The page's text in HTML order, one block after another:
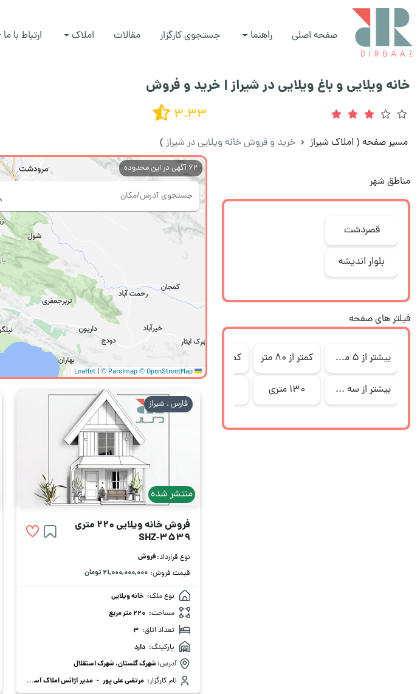
صفحه اصلی راهنما جستجوی کارگزار مقالات املاک ارتباط با ما
خانه ویلایی و باغ ویلایی در شیراز | خرید و فروش
3.33
مسیر صفحه ( خرید و فروش خانه ویلایی در شیراز املاک شیراز )
مناطق شهر
قصردشت
بلوار اندیشه
فیلتر های صفحه
بیشتر از 5 میلیارد
بیشتر از سه خواب
کمتر از 80 متر
130 متری
دو خوابه
3 تا 5 میلیارد
62 آگهی در این محدوده
|© Parsimap© OpenStreetMap
منتشر شده
فارس . شیراز
فروش خانه ویلایی 220 متری
SHZ-3539
نوع قرارداد:فروش
قیمت فروش: ۲۱,۰۰۰,۰۰۰,۰۰۰ تومان
نوع ملک: خانه ویلایی
مساحت: 220 متر مربع
تعداد اتاق: 3
پارکینگ: دارد
آدرس: شهرک گلستان، شهرک استقلال
نام کارگزار: مرتضی علی پور - مدیر آژانس املاک آسان ملک